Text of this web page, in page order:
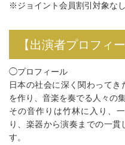
※ジョイント会員割引対象なし
【出演者プロフィ
◯プロフィール
日本の社会に深く関わって
を作り、音楽を奏でる人々の
その音作りは竹林に入り、
り、楽器から演奏までの一貫
す。